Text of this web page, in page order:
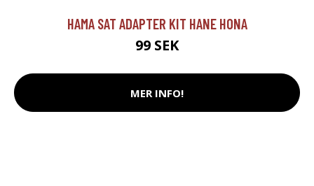
HAMA SAT ADAPTER KIT HANE HONA
99 SEK
MER INFO!